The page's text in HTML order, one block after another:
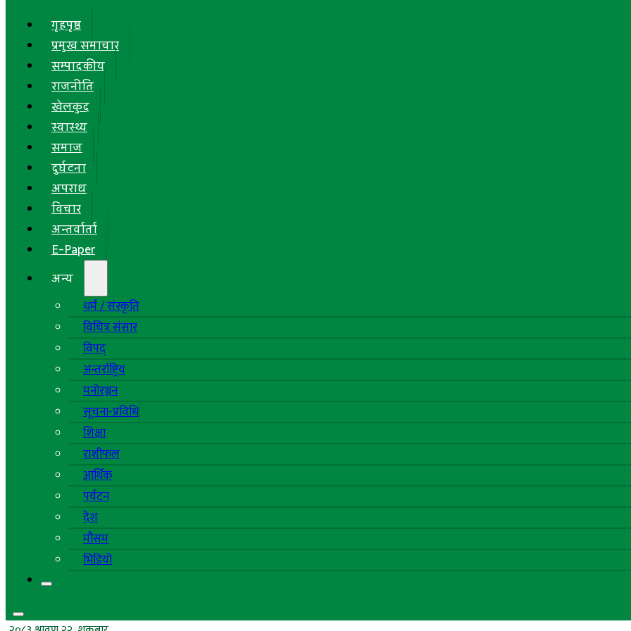
गृहपृष्ठ
प्रमुख समाचार
सम्पादकीय
राजनीति
खेलकुद
स्वास्थ्य
समाज
दुर्घटना
अपराध
विचार
अन्तर्वार्ता
E-Paper
अन्य
धर्म / संस्कृति
विचित्र संसार
विपद्
अन्तर्राष्ट्रिय
मनोरञ्जन
सूचना-प्रविधि
शिक्षा
राशीफल
आर्थिक
पर्यटन
देश
मौसम
भिडियो